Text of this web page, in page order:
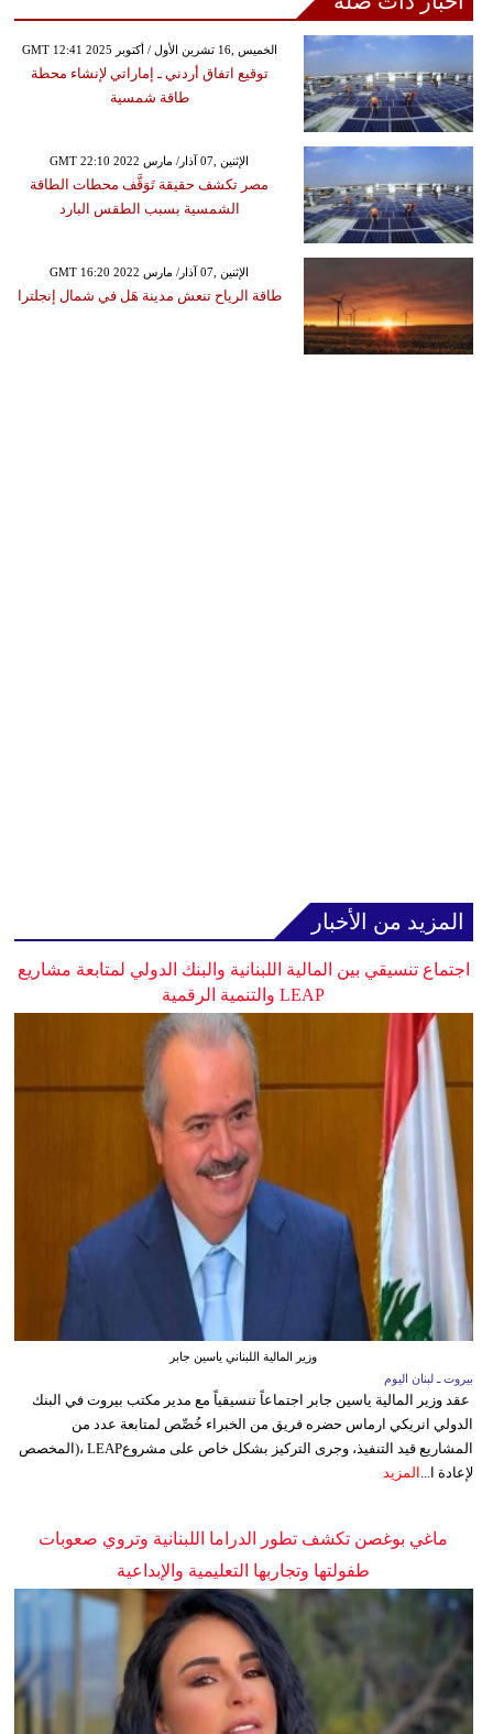
GMT 12:41 2025 الخميس ,16 تشرين الأول / أكتوبر
توقيع اتفاق أردني ـ إماراتي لإنشاء محطة
طاقة شمسية
GMT 22:10 2022 الإثنين ,07 آذار/ مارس
مصر تكشف حقيقة تَوَقَّف محطات الطاقة
الشمسية بسبب الطقس البارد
GMT 16:20 2022 الإثنين ,07 آذار/ مارس
طاقة الرياح تنعش مدينة هَل في شمال إنجلترا
المزيد من الأخبار
اجتماع تنسيقي بين المالية اللبنانية والبنك الدولي لمتابعة مشاريع
LEAP والتنمية الرقمية
وزير المالية اللبناني ياسين جابر
بيروت ـ لبنان اليوم
عقد وزير المالية ياسين جابر اجتماعاً تنسيقياً مع مدير مكتب بيروت في البنك
الدولي انريكي ارماس حضره فريق من الخبراء خُصِّص لمتابعة عدد من
المشاريع قيد التنفيذ، وجرى التركيز بشكل خاص على مشروعLEAP ،(المخصص
لإعادة ا... المزيد
ماغي بوغصن تكشف تطور الدراما اللبنانية وتروي صعوبات
طفولتها وتجاربها التعليمية والإبداعية